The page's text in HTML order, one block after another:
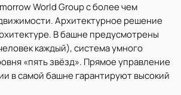
World Group с более чем
Архитектурное решение
В башне предусмотрены
каждый), система умного
«пять звёзд». Прямое управление
в самой башне гарантируют высокий